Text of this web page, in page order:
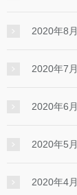
2020年8月
2020年7月
2020年6月
2020年5月
2020年4月